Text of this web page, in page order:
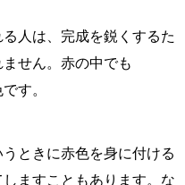
人は、完成を鋭くするた
せん。赤の中でも
す。
ときに赤色を身に付ける
ますこともあります。な